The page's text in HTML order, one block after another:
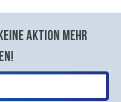
aktion mehr